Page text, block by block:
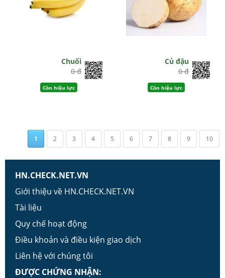
Chuối
0 đ
Còn hiệu lực
Củ đậu
0 đ
Còn hiệu lực
1 2 3 4 5 6 7 8 9 10
HN.CHECK.NET.VN
Giới thiệu về HN.CHECK.NET.VN
Tài liệu
Quy chế hoạt động
Điều khoản và điều kiện giao dịch
Liên hệ với chúng tôi
ĐƯỢC CHỨNG NHẬN: